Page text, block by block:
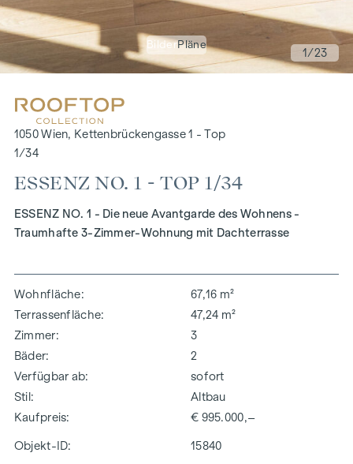
BilderPläne
1/23
1050 Wien, Kettenbrückengasse 1 - Top
1/34
ESSENZ NO. 1 - TOP 1/34
ESSENZ NO. 1 - Die neue Avantgarde des Wohnens -
Traumhafte 3-Zimmer-Wohnung mit Dachterrasse
Wohnfläche
67,16 m²
Terrassenfläche
47,24 m²
Zimmer
3
Bäder
2
Verfügbar ab
sofort
Stil
Altbau
Kaufpreis
€ 995.000,–
Objekt-ID: 15840